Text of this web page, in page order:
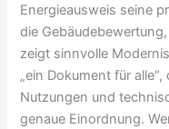
Energieausweis seine
die
zeigt sinnvolle
„ein Dokument für
Nutzungen und
genaue Einordnung.